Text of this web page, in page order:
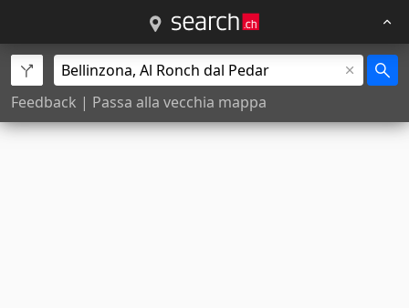
Feedback | Passa alla vecchia mappa